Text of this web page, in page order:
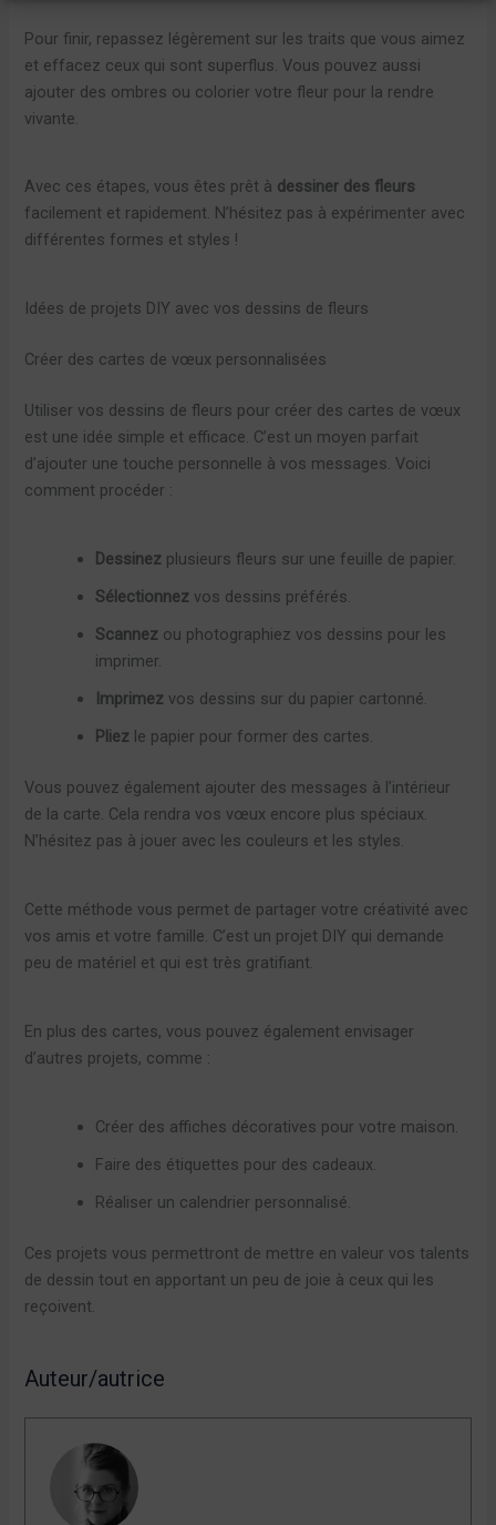
Pour finir, repassez légèrement sur les traits que vous aimez
et effacez ceux qui sont superflus. Vous pouvez aussi
ajouter des ombres ou colorier votre fleur pour la rendre
vivante.
Avec ces étapes, vous êtes prêt à dessiner des fleurs
facilement et rapidement. N’hésitez pas à expérimenter avec
différentes formes et styles !
Idées de projets DIY avec vos dessins de fleurs
Créer des cartes de vœux personnalisées
Utiliser vos dessins de fleurs pour créer des cartes de vœux
est une idée simple et efficace. C’est un moyen parfait
d’ajouter une touche personnelle à vos messages. Voici
comment procéder :
Dessinez plusieurs fleurs sur une feuille de papier.
Sélectionnez vos dessins préférés.
Scannez ou photographiez vos dessins pour les
imprimer.
Imprimez vos dessins sur du papier cartonné.
Pliez le papier pour former des cartes.
Vous pouvez également ajouter des messages à l’intérieur
de la carte. Cela rendra vos vœux encore plus spéciaux.
N’hésitez pas à jouer avec les couleurs et les styles.
Cette méthode vous permet de partager votre créativité avec
vos amis et votre famille. C’est un projet DIY qui demande
peu de matériel et qui est très gratifiant.
En plus des cartes, vous pouvez également envisager
d’autres projets, comme :
Créer des affiches décoratives pour votre maison.
Faire des étiquettes pour des cadeaux.
Réaliser un calendrier personnalisé.
Ces projets vous permettront de mettre en valeur vos talents
de dessin tout en apportant un peu de joie à ceux qui les
reçoivent.
Auteur/autrice